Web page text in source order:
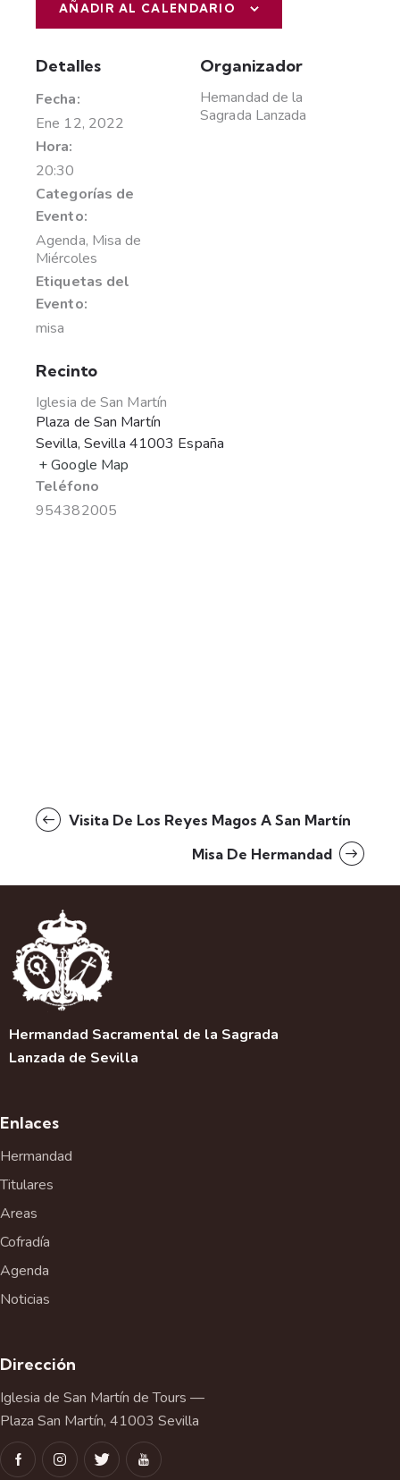
AÑADIR AL CALENDARIO
Detalles
Fecha:
Ene 12, 2022
Hora:
20:30
Categorías de
Evento:
Agenda, Misa de
Miércoles
Etiquetas del
Evento:
misa
Organizador
Hemandad de la
Sagrada Lanzada
Recinto
Iglesia de San Martín
Plaza de San Martín
Sevilla, Sevilla 41003 España
+ Google Map
Teléfono
954382005
Visita De Los Reyes Magos A San Martín
Misa De Hermandad
Hermandad Sacramental de la Sagrada
Lanzada de Sevilla
Enlaces
Hermandad
Titulares
Areas
Cofradía
Agenda
Noticias
Dirección
Iglesia de San Martín de Tours —
Plaza San Martín, 41003 Sevilla